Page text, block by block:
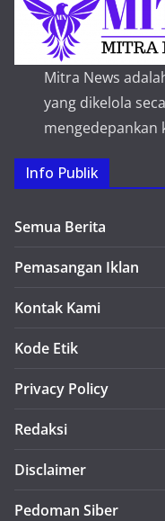
Mitra News
yang dikelola
mengedepankan
Info Publik
Semua Berita
Pemasangan Iklan
Kontak Kami
Kode Etik
Privacy Policy
Redaksi
Disclaimer
Pedoman Siber